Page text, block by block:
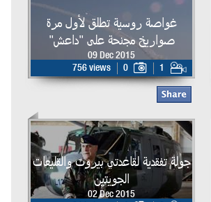
غواصة روسية تطلق لأول مرة
صواريخ مجنحة على "داعش"
09 Dec 2015
756 views
0 1
جولة تفقدية لقاعدتي بيروت والقليعات
الجويتين
02 Dec 2015